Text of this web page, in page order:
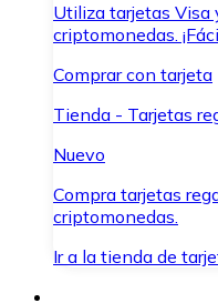
Utiliza tarjetas Visa
criptomonedas.
Comprar con tarjeta
Tienda - Tarjetas
Nuevo
Compra tarjetas
criptomonedas.
Ir a la tienda de